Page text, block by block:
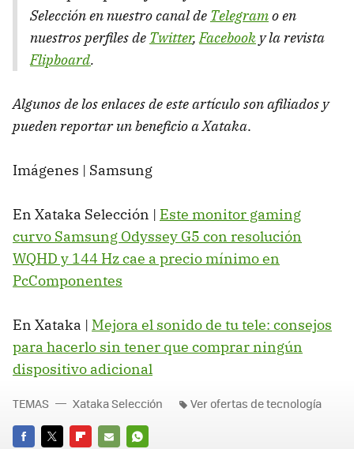
Selección en nuestro canal de Telegramo en
nuestros perfiles de Twitter,Facebook y la revista
Flipboard.
Algunos de los enlaces de este artículo son afiliados y
pueden reportar un beneficio a Xataka.
Imágenes | Samsung
En Xataka Selección | Este monitor gaming
curvo Samsung Odyssey G5 con resolución
WQHD y 144 Hz cae a precio mínimo en
PcComponentes
En Xataka | Mejora el sonido de tu tele: consejos
para hacerlo sin tener que comprar ningún
dispositivo adicional
TEMAS Xataka Selección Ver ofertas de tecnología